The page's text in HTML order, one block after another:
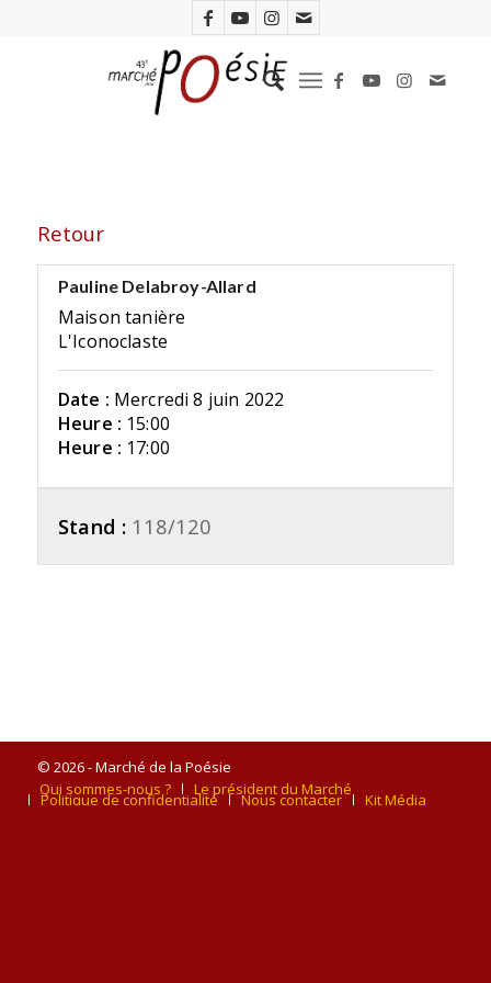
Retour
Pauline Delabroy-Allard
Maison tanière
L'Iconoclaste
Date : Mercredi 8 juin 2022
Heure : 15:00
Heure : 17:00
Stand : 118/120
© 2026 - Marché de la Poésie
Qui sommes-nous ?
Le président du Marché
Politique de confidentialité Nous contacter Kit Média